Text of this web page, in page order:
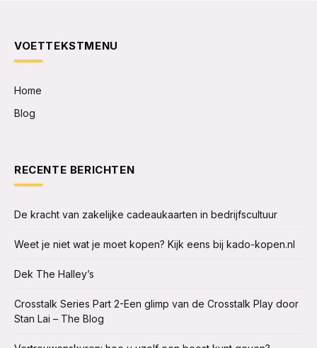
VOETTEKSTMENU
Home
Blog
RECENTE BERICHTEN
De kracht van zakelijke cadeaukaarten in bedrijfscultuur
Weet je niet wat je moet kopen? Kijk eens bij kado-kopen.nl
Dek The Halley’s
Crosstalk Series Part 2-Een glimp van de Crosstalk Play door
Stan Lai – The Blog